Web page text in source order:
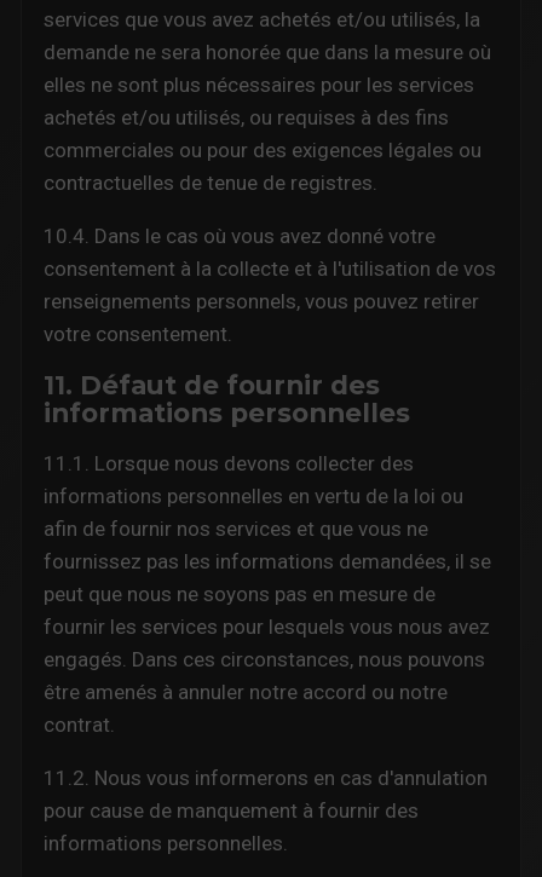
services que vous avez achetés et/ou utilisés, la
demande ne sera honorée que dans la mesure où
elles ne sont plus nécessaires pour les services
achetés et/ou utilisés, ou requises à des fins
commerciales ou pour des exigences légales ou
contractuelles de tenue de registres.
10.4. Dans le cas où vous avez donné votre
consentement à la collecte et à l'utilisation de vos
renseignements personnels, vous pouvez retirer
votre consentement.
11. Défaut de fournir des
informations personnelles
11.1. Lorsque nous devons collecter des
informations personnelles en vertu de la loi ou
afin de fournir nos services et que vous ne
fournissez pas les informations demandées, il se
peut que nous ne soyons pas en mesure de
fournir les services pour lesquels vous nous avez
engagés. Dans ces circonstances, nous pouvons
être amenés à annuler notre accord ou notre
contrat.
11.2. Nous vous informerons en cas d'annulation
pour cause de manquement à fournir des
informations personnelles.